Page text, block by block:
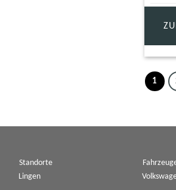
1
Standorte
Lingen